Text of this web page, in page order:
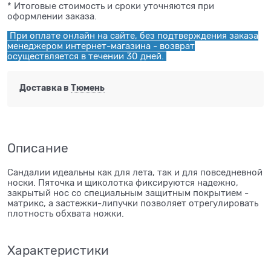
* Итоговые стоимость и сроки уточняются при
оформлении заказа.
При оплате онлайн на сайте, без подтверждения заказа
менеджером интернет-магазина - возврат
осуществляется в течении 30 дней.
Доставка в Тюмень
Описание
Сандалии идеальны как для лета, так и для повседневной
носки. Пяточка и щиколотка фиксируются надежно,
закрытый нос со специальным защитным покрытием -
матрикс, а застежки-липучки позволяет отрегулировать
плотность обхвата ножки.
Характеристики